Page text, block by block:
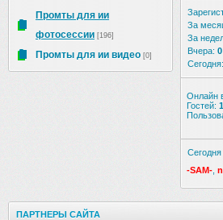
Промты для ии
фотосессии [196]
Промты для ии видео [0]
За
За
Вчера: 0
Сегодня:
Онлайн
Гостей: 1
Сегодня
-SAM-
ПАРТНЕРЫ САЙТА